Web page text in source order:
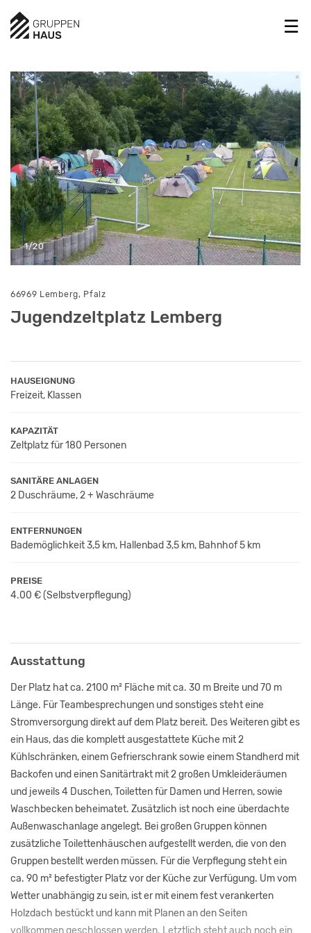
1/20
66969 Lemberg, Pfalz
Jugendzeltplatz Lemberg
HAUSEIGNUNG
Freizeit, Klassen
KAPAZITÄT
Zeltplatz für 180 Personen
SANITÄRE ANLAGEN
2 Duschräume, 2 + Waschräume
ENTFERNUNGEN
Bademöglichkeit 3,5 km, Hallenbad 3,5 km, Bahnhof 5 km
PREISE
4.00 €(Selbstverpflegung)
Ausstattung
Der Platz hat ca. 2100 m² Fläche mit ca. 30 m Breite und 70 m
Länge. Für Teambesprechungen und sonstiges steht eine
Stromversorgung direkt auf dem Platz bereit. Des Weiteren gibt es
ein Haus, das die komplett ausgestattete Küche mit 2
Kühlschränken, einem Gefrierschrank sowie einem Standherd mit
Backofen und einen Sanitärtrakt mit 2 großen Umkleideräumen
und jeweils 4 Duschen, Toiletten für Damen und Herren, sowie
Waschbecken beheimatet. Zusätzlich ist noch eine überdachte
Außenwaschanlage angelegt. Bei großen Gruppen können
zusätzliche Toilettenhäuschen aufgestellt werden, die von den
Gruppen bestellt werden müssen. Für die Verpflegung steht ein
ca. 90 m² befestigter Platz vor der Küche zur Verfügung. Um vom
Wetter unabhängig zu sein, ist er mit einem fest verankerten
Holzdach bestückt und kann mit Planen an den Seiten
vollkommen geschlossen werden. Letztlich steht auch noch ein